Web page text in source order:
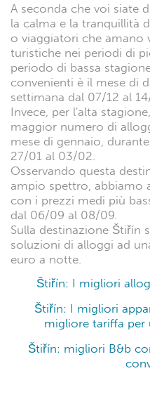
A seconda che voi siate
la calma e la tranquillità
o viaggiatori che amano
turistiche nei periodi di
periodo di bassa
convenienti è il mese di
settimana dal 07/12 al
Invece, per l'alta
maggior numero di
mese di gennaio,
27/01 al 03/02.
Osservando questa
ampio spettro, abbiamo
con i prezzi medi più
dal 06/09 al 08/09.
Sulla destinazione Štiřín
soluzioni di alloggi ad
euro a notte.
Štiřín: I migliori
Štiřín: I migliori
migliore tariffa
Štiřín: migliori B&b